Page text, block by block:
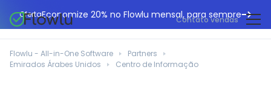
OfertaEconomize 20% no Flowlu mensal, para sempre
Contato vendas
Gestão de projetos
Agências de marketing
Central de ajuda
Flowlu - All-in-One Software
Partners
Emirados Árabes Unidos
Centro de Informação